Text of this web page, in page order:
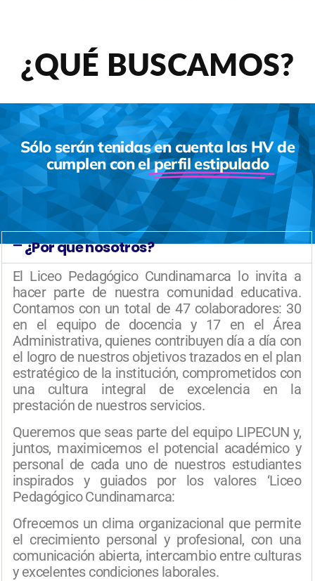
¿QUÉ BUSCAMOS?
Sólo serán tenidas en cuenta las HV de
cumplen con elperfil estipulado
¿Por que nosotros?
El Liceo Pedagógico Cundinamarca lo invita a
hacer parte de nuestra comunidad educativa.
Contamos con un total de 47 colaboradores: 30
en el equipo de docencia y 17 en el Área
Administrativa, quienes contribuyen día a día con
el logro de nuestros objetivos trazados en el plan
estratégico de la institución, comprometidos con
una cultura integral de excelencia en la
prestación de nuestros servicios.
Queremos que seas parte del equipo LIPECUN y,
juntos, maximicemos el potencial académico y
personal de cada uno de nuestros estudiantes
inspirados y guiados por los valores ‘Liceo
Pedagógico Cundinamarca:
Ofrecemos un clima organizacional que permite
el crecimiento personal y profesional, con una
comunicación abierta, intercambio entre culturas
y excelentes condiciones laborales.